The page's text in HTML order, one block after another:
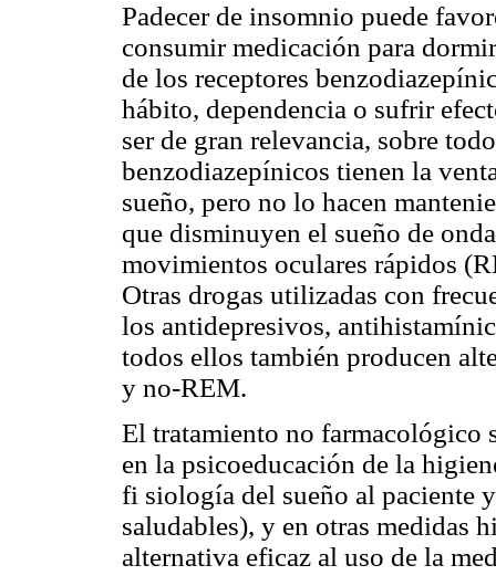
Padecer de insomnio puede
consumir medicación para
de los receptores
hábito, dependencia o sufrir
ser de gran relevancia, sobre
benzodiazepínicos tienen la
sueño, pero no lo hacen
que disminuyen el sueño de
movimientos oculares rápidos
Otras drogas utilizadas con
los antidepresivos,
todos ellos también producen
y no-REM.
El tratamiento no farmacológico
en la psicoeducación de la
fi siología del sueño al paciente
saludables), y en otras medidas
alternativa eficaz al uso de la